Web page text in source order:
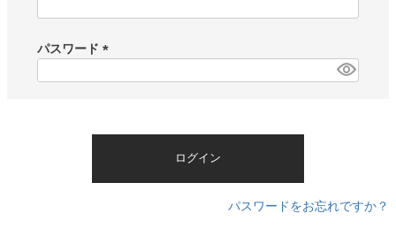
)
パスワード
ログイン
パスワードをお忘れですか？